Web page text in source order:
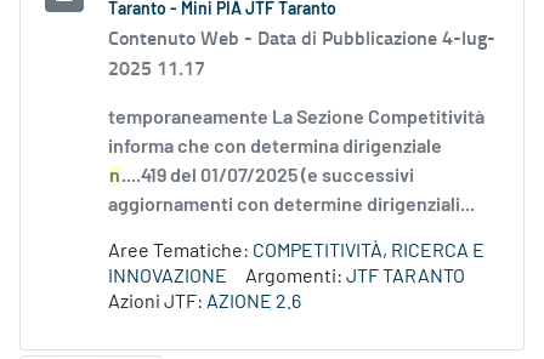
Taranto - Mini PIA JTF Taranto
Contenuto Web - Data di Pubblicazione 4-lug-
2025 11.17
temporaneamente La Sezione Competitività
informa che con determina dirigenziale
n....419 del 01/07/2025 (e successivi
aggiornamenti con determine dirigenziali...
Aree Tematiche: COMPETITIVITÀ, RICERCA E
INNOVAZIONE
Argomenti: JTF TARANTO
Azioni JTF: AZIONE 2.6